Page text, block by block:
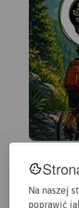
Na naszej
poprawić